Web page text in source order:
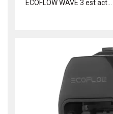
ECOFLOW WAVE 3 est act...